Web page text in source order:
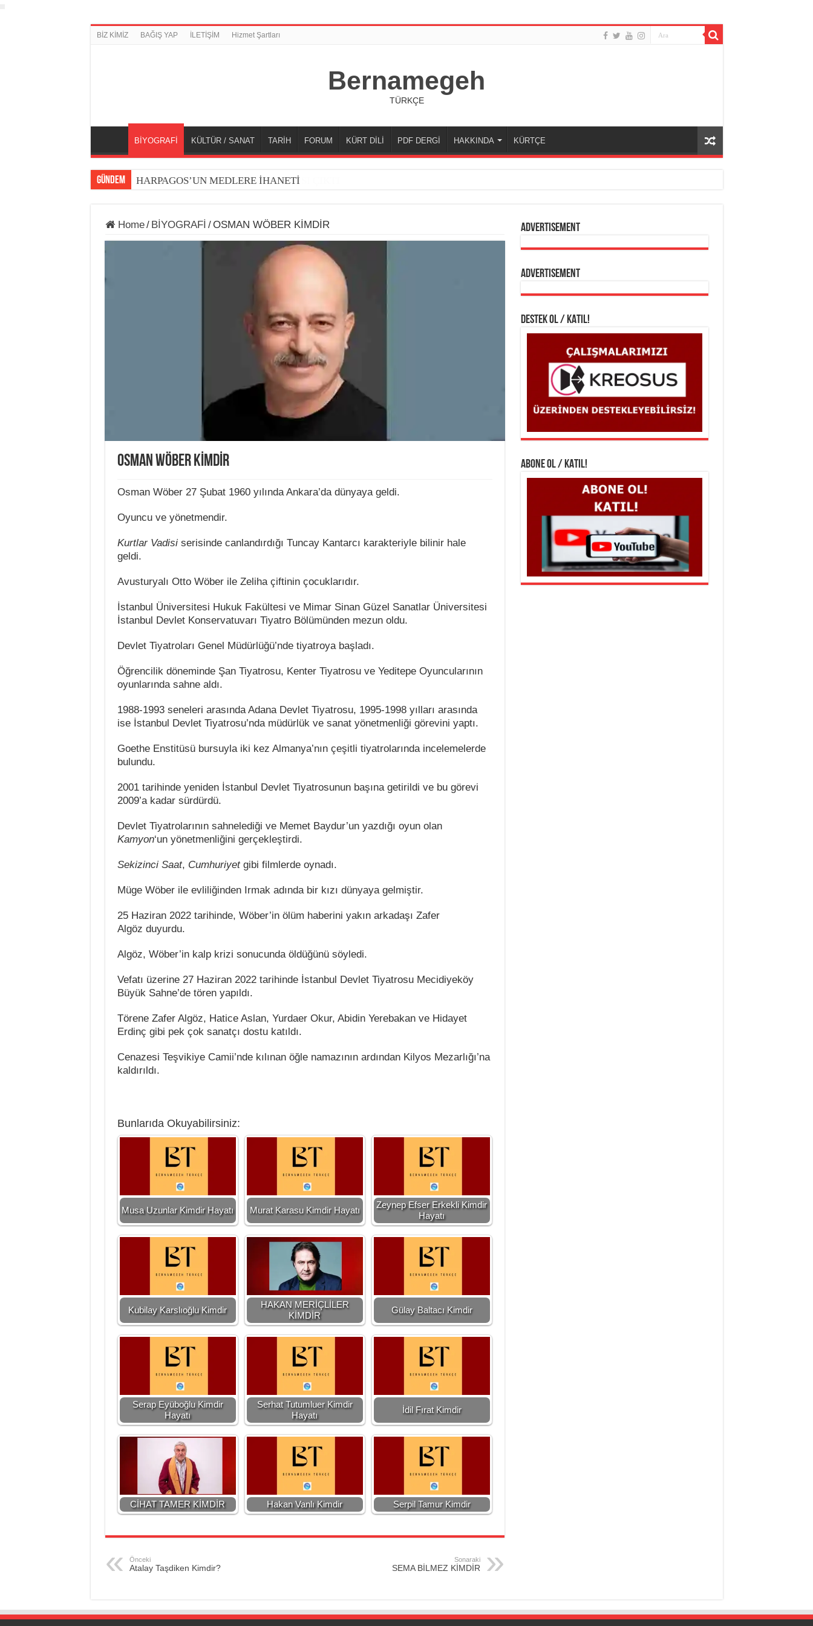
BİZ KİMİZ BAĞIŞ YAP İLETİŞİM Hizmet Şartları
Bernamegeh
TÜRKÇE
BİYOGRAFİ KÜLTÜR / SANAT TARİH FORUM KÜRT DİLİ PDF DERGİ HAKKINDA KÜRTÇE
GÜNDEM HARPAGOS’UN MEDLERE İHANETİ
Home/ BİYOGRAFİ /OSMAN WÖBER KİMDİR
OSMAN WÖBER KİMDİR
Osman Wöber 27 Şubat 1960 yılında Ankara’da dünyaya geldi.
Oyuncu ve yönetmendir.
Kurtlar Vadisiserisinde canlandırdığı Tuncay Kantarcı karakteriyle bilinir hale
geldi.
Avusturyalı Otto Wöber ile Zeliha çiftinin çocuklarıdır.
İstanbul Üniversitesi Hukuk Fakültesi ve Mimar Sinan Güzel Sanatlar Üniversitesi
İstanbul Devlet Konservatuvarı Tiyatro Bölümünden mezun oldu.
Devlet Tiyatroları Genel Müdürlüğü’nde tiyatroya başladı.
Öğrencilik döneminde Şan Tiyatrosu, Kenter Tiyatrosu ve Yeditepe Oyuncularının
oyunlarında sahne aldı.
1988-1993 seneleri arasında Adana Devlet Tiyatrosu, 1995-1998 yılları arasında
ise İstanbul Devlet Tiyatrosu’nda müdürlük ve sanat yönetmenliği görevini yaptı.
Goethe Enstitüsü bursuyla iki kez Almanya’nın çeşitli tiyatrolarında incelemelerde
bulundu.
2001 tarihinde yeniden İstanbul Devlet Tiyatrosunun başına getirildi ve bu görevi
2009’a kadar sürdürdü.
Devlet Tiyatrolarının sahnelediği ve Memet Baydur’un yazdığı oyun olan
Kamyon‘un yönetmenliğini gerçekleştirdi.
Sekizinci Saat, Cumhuriyetgibi filmlerde oynadı.
Müge Wöber ile evliliğinden Irmak adında bir kızı dünyaya gelmiştir.
25 Haziran 2022 tarihinde, Wöber’in ölüm haberini yakın arkadaşı Zafer
Algöz duyurdu.
Algöz, Wöber’in kalp krizi sonucunda öldüğünü söyledi.
Vefatı üzerine 27 Haziran 2022 tarihinde İstanbul Devlet Tiyatrosu Mecidiyeköy
Büyük Sahne’de tören yapıldı.
Törene Zafer Algöz, Hatice Aslan, Yurdaer Okur, Abidin Yerebakan ve Hidayet
Erdinç gibi pek çok sanatçı dostu katıldı.
Cenazesi Teşvikiye Camii’nde kılınan öğle namazının ardından Kilyos Mezarlığı’na
kaldırıldı.
Bunlarıda Okuyabilirsiniz:
Musa Uzunlar Kimdir Hayatı Murat Karasu Kimdir Hayatı
Zeynep Efser Erkekli Kimdir
Hayatı
Kubilay Karslıoğlu Kimdir
HAKAN MERİÇLİLER
KİMDİR
Gülay Baltacı Kimdir
Serap Eyüboğlu Kimdir
Hayatı
Serhat Tutumluer Kimdir
Hayatı
İdil Fırat Kimdir
CİHAT TAMER KİMDİR Hakan Vanlı Kimdir Serpil Tamur Kimdir
Önceki
Atalay Taşdiken Kimdir?
Sonaraki
SEMA BİLMEZ KİMDİR
Advertisement
Advertisement
DESTEK OL / KATIL!
ABONE OL / KATIL!